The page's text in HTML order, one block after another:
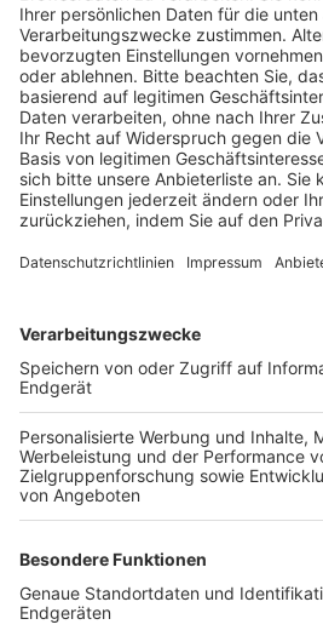
Trainerausbildung
Schulungsangebot Vereinsmitarbeiter
BFV-Geschäftsstellen
Trainerbörse
Login SpielPlus
FOLGE DEM BFV
TOP-VEREINE
TOP-PARTNER